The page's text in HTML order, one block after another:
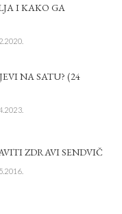
I KAKO GA
NA SATU? (24
ZDRAVI SENDVIČ